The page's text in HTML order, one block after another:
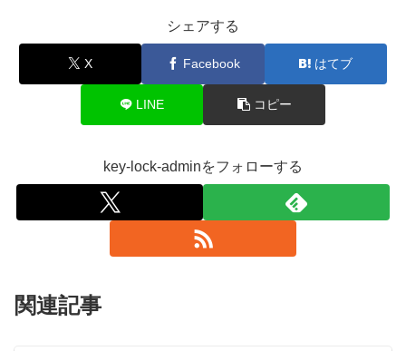
シェアする
X Facebook はてブ
LINE コピー
key-lock-adminをフォローする
関連記事